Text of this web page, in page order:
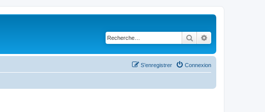
Rechercher
Connexion
S’enregistrer